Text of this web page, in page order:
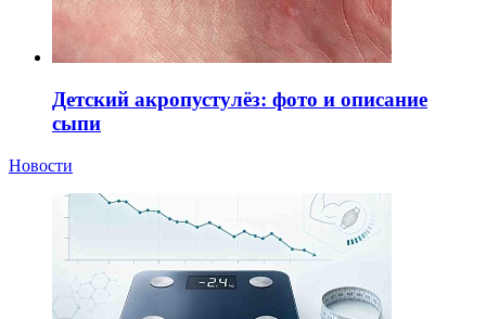
Детский акропустулёз: фото и описание
сыпи
Новости